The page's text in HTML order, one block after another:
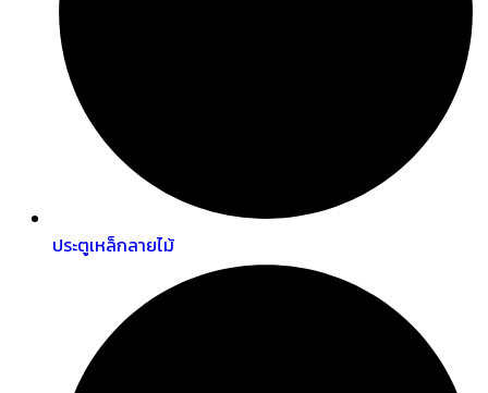
ประตูเหล็กลายไม้